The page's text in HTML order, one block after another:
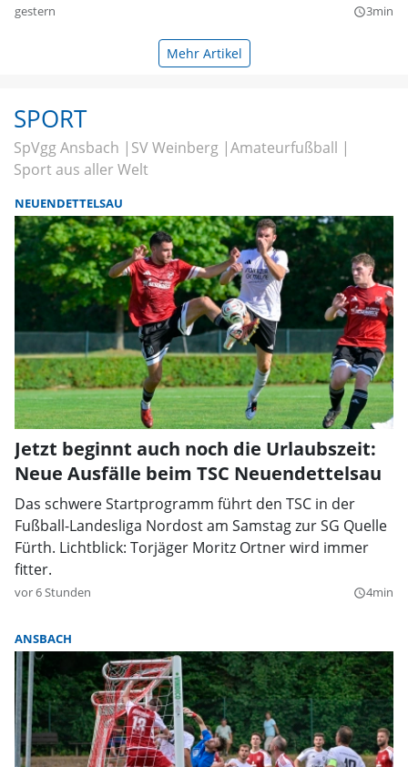
gestern query_builder3min
Mehr Artikel
SPORT
SpVgg Ansbach SV Weinberg Amateurfußball
Sport aus aller Welt
NEUENDETTELSAU
Jetzt beginnt auch noch die Urlaubszeit:
Neue Ausfälle beim TSC Neuendettelsau
Das schwere Startprogramm führt den TSC in der
Fußball-Landesliga Nordost am Samstag zur SG Quelle
Fürth. Lichtblick: Torjäger Moritz Ortner wird immer
fitter.
vor 6 Stunden query_builder4min
ANSBACH